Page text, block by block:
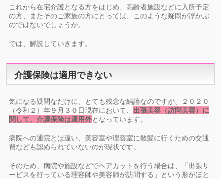
これから在宅介護となる方をはじめ、高齢者施設などに入所予定
の方、またそのご家族の方にとっては、このような疑問が浮かぶ
のではないでしょうか。
では、解説していきます。
介護保険は適用できない
気になる疑問なだけに、とても残念な結論なのですが、２０２０
（令和２）年９月３０日現在において、 出張美容（訪問美容）に
関して、介護保険は適用外となっています。
病院への通院とは違い、美容室や理容室に散髪に行くための交通
費なども認められていないのが現状です。
そのため、病院や施設などでヘアカットを行う場合は、「出張サ
ービスを行っている理容師や美容師が訪問する」という形がほと